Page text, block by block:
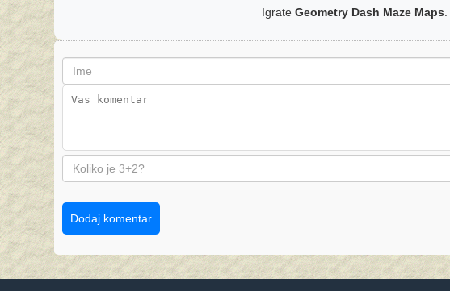
Igrate Geometry Dash Maze Maps
Dodaj komentar